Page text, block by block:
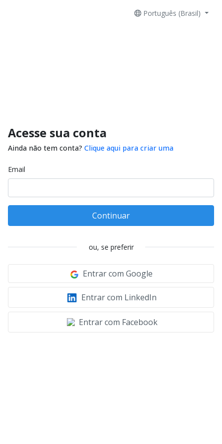
Português (Brasil)
Acesse sua conta
Ainda não tem conta? Clique aqui para criar uma
Email
Continuar
ou, se preferir
Entrar com Google
Entrar com LinkedIn
Entrar com Facebook